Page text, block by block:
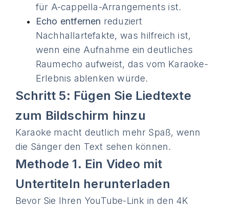
für A-cappella-Arrangements ist.
Echo entfernen reduziert
Nachhallartefakte, was hilfreich ist,
wenn eine Aufnahme ein deutliches
Raumecho aufweist, das vom Karaoke-
Erlebnis ablenken würde.
Schritt 5: Fügen Sie Liedtexte
zum Bildschirm hinzu
Karaoke macht deutlich mehr Spaß, wenn
die Sänger den Text sehen können.
Methode 1. Ein Video mit
Untertiteln herunterladen
Bevor Sie Ihren YouTube-Link in den 4K